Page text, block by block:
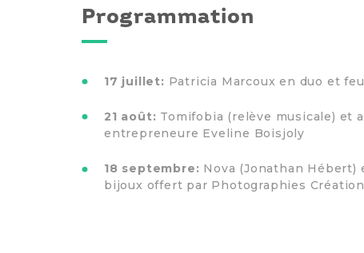
Programmation
17 juillet: Patricia Marcoux en duo et
21 août: Tomifobia (relève musicale)
entrepreneure Eveline Boisjoly
18 septembre: Nova (Jonathan
bijoux offert par Photographies